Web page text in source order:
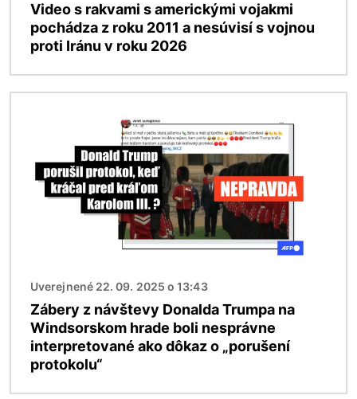
Video s rakvami s americkými vojakmi
pochádza z roku 2011 a nesúvisí s vojnou
proti Iránu v roku 2026
Uverejnené 22. 09. 2025 o 13:43
Zábery z návštevy Donalda Trumpa na
Windsorskom hrade boli nesprávne
interpretované ako dôkaz o „porušení
protokolu“